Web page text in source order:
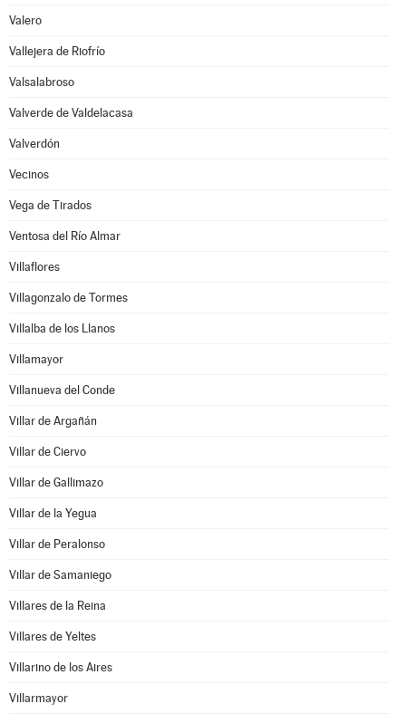
Valero
Vallejera de Riofrío
Valsalabroso
Valverde de Valdelacasa
Valverdón
Vecinos
Vega de Tirados
Ventosa del Río Almar
Villaflores
Villagonzalo de Tormes
Villalba de los Llanos
Villamayor
Villanueva del Conde
Villar de Argañán
Villar de Ciervo
Villar de Gallimazo
Villar de la Yegua
Villar de Peralonso
Villar de Samaniego
Villares de la Reina
Villares de Yeltes
Villarino de los Aires
Villarmayor